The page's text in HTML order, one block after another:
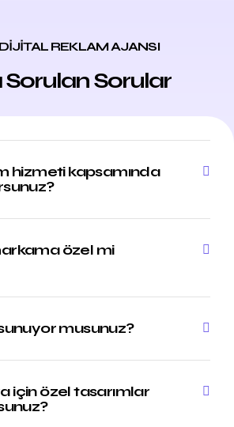
REKLAM AJANSI
Sorulan Sorular
hizmeti kapsamında
özel mi
musunuz?
için özel tasarımlar